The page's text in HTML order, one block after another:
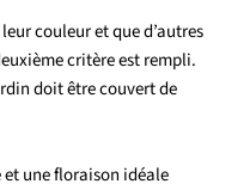
couleur et que d’autres
critère est rempli.
doit être couvert de
et une floraison idéale